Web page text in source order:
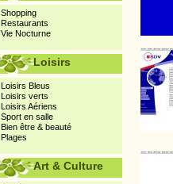
Shopping
Restaurants
Vie Nocturne
Loisirs
Loisirs Bleus
Loisirs verts
Loisirs Aériens
Sport en salle
Bien être & beauté
Plages
Art & Culture